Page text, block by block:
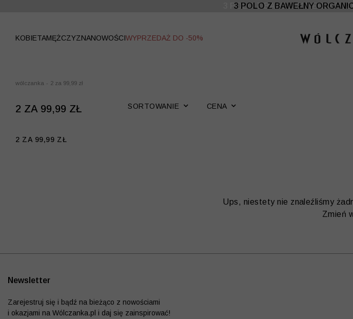
3 POLO Z BAWEŁNY
WYPRZEDAŻ DO -50% | DODATKOWE -
KOBIETAMĘŻCZYZNANOWOŚCIWYPRZEDAŻ DO -50%
wólczanka - 2 za 99,99 zł
2 ZA 99,99 ZŁ
2 ZA 99,99 ZŁ
SORTOWANIE CENA
Ups, niestety nie znaleźliśmy
Zmień
Newsletter
Zarejestruj się i bądź na bieżąco z nowościami
i okazjami na Wólczanka.pl i daj się zainspirować!